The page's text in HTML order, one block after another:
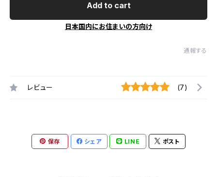
Add to cart
日本国内にお住まいの方向け
通報する
レビュー (7)
保存 シェア LINE ポスト